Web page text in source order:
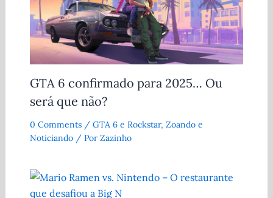
GTA 6 confirmado para 2025… Ou
será que não?
0 Comments / GTA 6 e Rockstar, Zoando e
Noticiando/ Por Zazinho